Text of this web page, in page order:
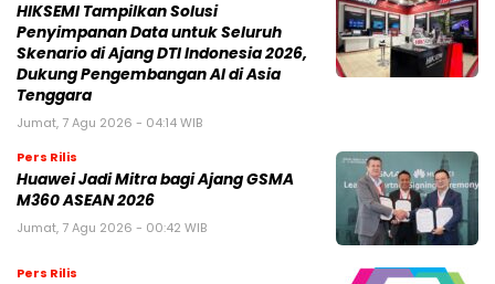
HIKSEMI Tampilkan Solusi
Penyimpanan Data untuk Seluruh
Skenario di Ajang DTI Indonesia 2026,
Dukung Pengembangan AI di Asia
Tenggara
Jumat, 7 Agu 2026 - 04:14 WIB
Pers Rilis
Huawei Jadi Mitra bagi Ajang GSMA
M360 ASEAN 2026
Jumat, 7 Agu 2026 - 00:42 WIB
Pers Rilis